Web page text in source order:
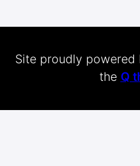
Site proudly powered
the Q